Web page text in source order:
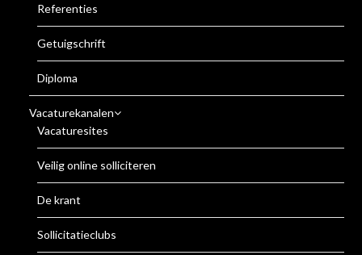
Referenties
Getuigschrift
Diploma
Vacaturekanalen
Vacaturesites
Veilig online solliciteren
De krant
Sollicitatieclubs